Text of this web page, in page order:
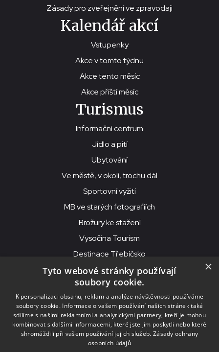
Zásady pro zveřejnění ve zpravodaji
Kalendář akcí
Vstupenky
Akce v tomto týdnu
Akce tento měsíc
Akce příští měsíc
Turismus
Informační centrum
Jídlo a pití
Ubytování
Ve městě, v okolí, trochu dál
Sportovní vyžití
MB ve starých fotografiích
Brožury ke stažení
Vysočina Tourism
Destinace Třebíčsko
© 2026MKS Beseda Mor. Budějovice
MKS Beseda, příspěvková organizace, Purcnerova 62, 676 02
Moravské Budějovice
IČO: 00091758, DIČ: CZ00091758, ID datové schránky: chjn2kd
×
Tyto webové stránky používají
soubory cookie.
K personalizaci obsahu, reklam a analýze návštěvnosti používáme
soubory cookie. Informace o vašem používání našich stránek také
sdílíme s našimi reklamními a analytickými partnery, kteří je mohou
kombinovat s dalšími informacemi, které jste jim poskytli nebo které
shromáždili při vašem používání jejich služeb. Zásady ochrany
osobních údajů